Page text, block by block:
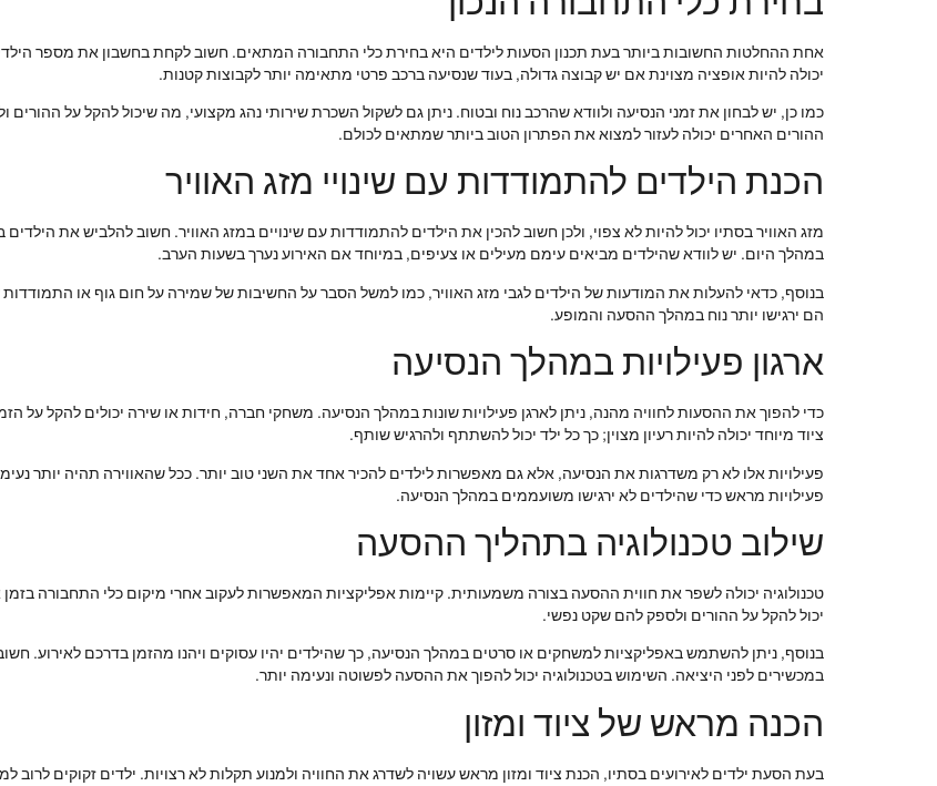
אחת ההחלטות החשובות ביותר בעת תכנון הסעות לילדים היא בחירת כלי התחבורה המתאים. חשוב לקחת בחשבון את מספר
יכולה להיות אופציה מצוינת אם יש קבוצה גדולה, בעוד שנסיעה ברכב פרטי מתאימה יותר לקבוצות קטנות.
כמו כן, יש לבחון את זמני הנסיעה ולוודא שהרכב נוח ובטוח. ניתן גם לשקול השכרת שירותי נהג מקצועי, מה שיכול להקל על
ההורים האחרים יכולה לעזור למצוא את הפתרון הטוב ביותר שמתאים לכולם.
הכנת הילדים להתמודדות עם שינויי מזג האוויר
מזג האוויר בסתיו יכול להיות לא צפוי, ולכן חשוב להכין את הילדים להתמודדות עם שינויים במזג האוויר. חשוב להלביש את
במהלך היום. יש לוודא שהילדים מביאים עימם מעילים או צעיפים, במיוחד אם האירוע נערך בשעות הערב.
בנוסף, כדאי להעלות את המודעות של הילדים לגבי מזג האוויר, כמו למשל הסבר על החשיבות של שמירה על חום גוף או
הם ירגישו יותר נוח במהלך ההסעה והמופע.
ארגון פעילויות במהלך הנסיעה
כדי להפוך את ההסעות לחוויה מהנה, ניתן לארגן פעילויות שונות במהלך הנסיעה. משחקי חברה, חידות או שירה יכולים להקל על
ציוד מיוחד יכולה להיות רעיון מצוין; כך כל ילד יכול להשתתף ולהרגיש שותף.
פעילויות אלו לא רק משדרגות את הנסיעה, אלא גם מאפשרות לילדים להכיר אחד את השני טוב יותר. ככל שהאווירה תהיה יותר
פעילויות מראש כדי שהילדים לא ירגישו משועממים במהלך הנסיעה.
שילוב טכנולוגיה בתהליך ההסעה
טכנולוגיה יכולה לשפר את חווית ההסעה בצורה משמעותית. קיימות אפליקציות המאפשרות לעקוב אחרי מיקום כלי התחבורה
יכול להקל על ההורים ולספק להם שקט נפשי.
בנוסף, ניתן להשתמש באפליקציות למשחקים או סרטים במהלך הנסיעה, כך שהילדים יהיו עסוקים ויהנו מהזמן בדרכם לאירוע.
במכשירים לפני היציאה. השימוש בטכנולוגיה יכול להפוך את ההסעה לפשוטה ונעימה יותר.
הכנה מראש של ציוד ומזון
בעת הסעת ילדים לאירועים בסתיו, הכנת ציוד ומזון מראש עשויה לשדרג את החוויה ולמנוע תקלות לא רצויות. ילדים זקוקים לרוב